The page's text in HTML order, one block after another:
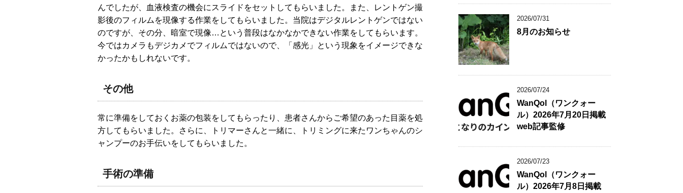
んでしたが、血液検査の機会にスライドをセットしてもらいました。また、レントゲン撮
影後のフィルムを現像する作業をしてもらいました。当院はデジタルレントゲンではない
のですが、その分、暗室で現像…という普段はなかなかできない作業をしてもらいます。
今ではカメラもデジカメでフィルムではないので、「感光」という現象をイメージできな
かったかもしれないです。
その他
常に準備をしておくお薬の包装をしてもらったり、患者さんからご希望のあった目薬を処
方してもらいました。さらに、トリマーさんと一緒に、トリミングに来たワンちゃんのシ
ャンプーのお手伝いをしてもらいました。
手術の準備
2026/07/31
8月のお知らせ
2026/07/24
WanQol（ワンクォー
ル）2026年7月20日掲載
web記事監修
2026/07/23
WanQol（ワンクォー
ル）2026年7月8日掲載